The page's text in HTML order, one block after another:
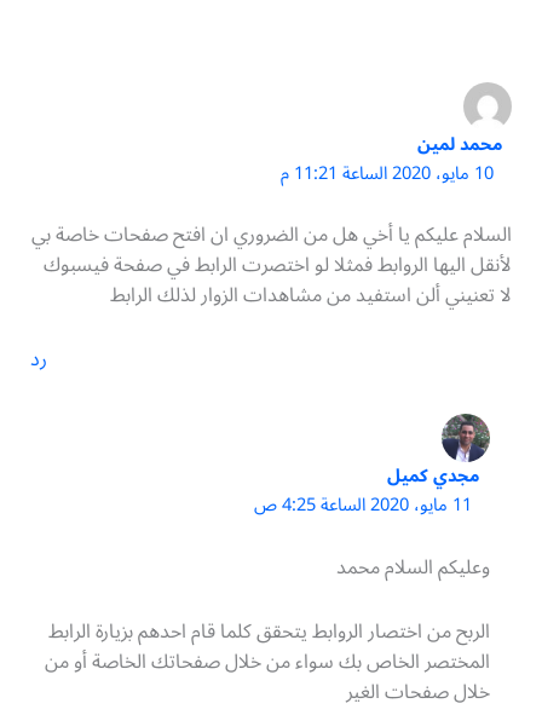
محمد لمين
10 مايو، 2020 الساعة 11:21 م
السلام عليكم يا أخي هل من الضروري ان افتح صفحات خاصة بي
لأنقل اليها الروابط فمثلا لو اختصرت الرابط في صفحة فيسبوك
لا تعنيني ألن استفيد من مشاهدات الزوار لذلك الرابط
رد
مجدي كميل
11 مايو، 2020 الساعة 4:25 ص
وعليكم السلام محمد
الربح من اختصار الروابط يتحقق كلما قام احدهم بزيارة الرابط
المختصر الخاص بك سواء من خلال صفحاتك الخاصة أو من
خلال صفحات الغير